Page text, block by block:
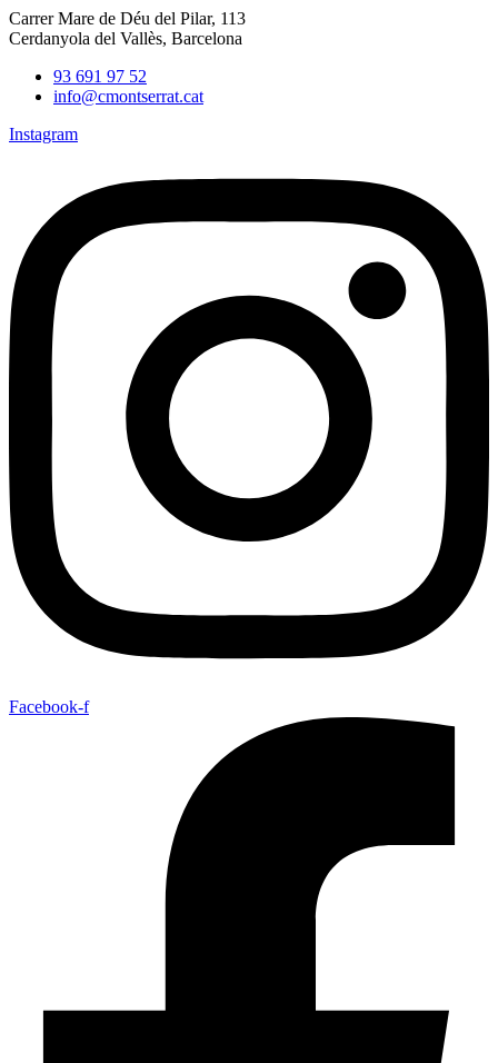
Carrer Mare de Déu del Pilar, 113
Cerdanyola del Vallès, Barcelona
93 691 97 52
info@cmontserrat.cat
Instagram
Facebook-f